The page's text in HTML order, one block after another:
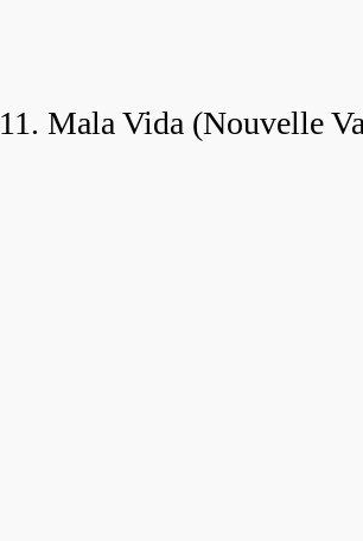
11. Mala Vida (Nouvelle